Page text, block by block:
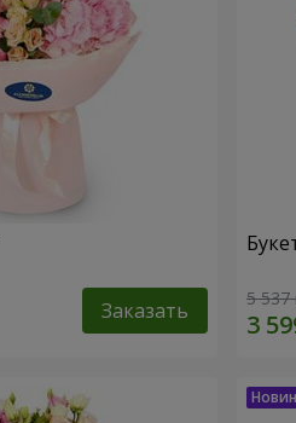
Заказать 5 537